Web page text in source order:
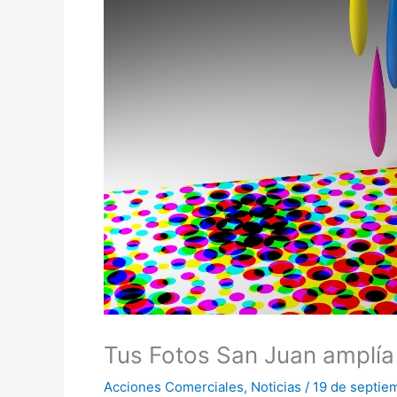
Tus Fotos San Juan
Acciones Comerciales, Noticias / 19 de